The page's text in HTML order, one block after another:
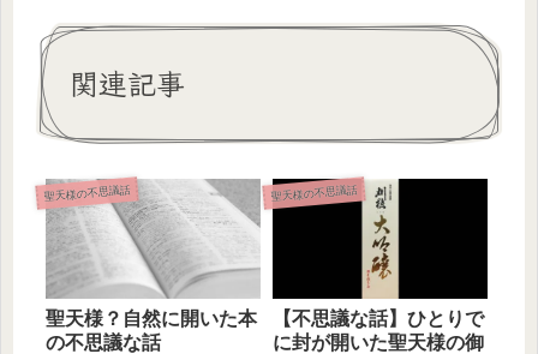
関連記事
聖天様の不思議話
聖天様？自然に開いた本
の不思議な話
聖天様の不思議話
【不思議な話】ひとりで
に封が開いた聖天様の御